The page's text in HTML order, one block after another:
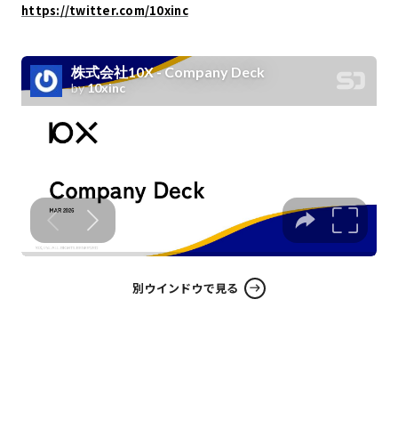
https://twitter.com/10xinc
別ウインドウで見る